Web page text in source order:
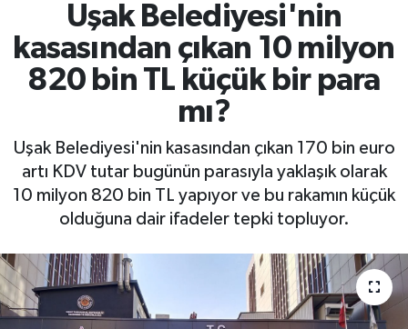
Uşak Belediyesi'nin
kasasından çıkan 10 milyon
820 bin TL küçük bir para
mı?
Uşak Belediyesi'nin kasasından çıkan 170 bin euro
artı KDV tutar bugünün parasıyla yaklaşık olarak
10 milyon 820 bin TL yapıyor ve bu rakamın küçük
olduğuna dair ifadeler tepki topluyor.